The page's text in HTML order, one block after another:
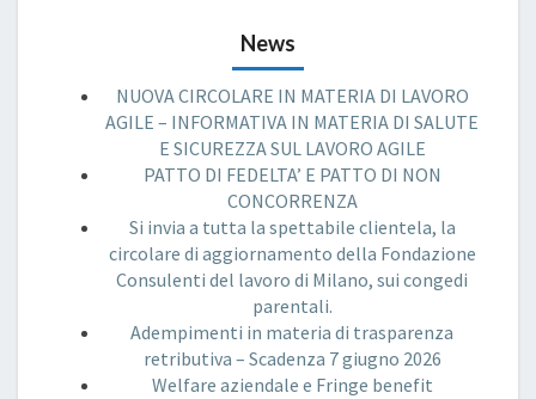
News
NUOVA CIRCOLARE IN MATERIA DI LAVORO
AGILE – INFORMATIVA IN MATERIA DI SALUTE
E SICUREZZA SUL LAVORO AGILE
PATTO DI FEDELTA’ E PATTO DI NON
CONCORRENZA
Si invia a tutta la spettabile clientela, la
circolare di aggiornamento della Fondazione
Consulenti del lavoro di Milano, sui congedi
parentali.
Adempimenti in materia di trasparenza
retributiva – Scadenza 7 giugno 2026
Welfare aziendale e Fringe benefit